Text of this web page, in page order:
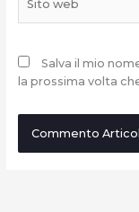
web
Salva il mio
la prossima volta